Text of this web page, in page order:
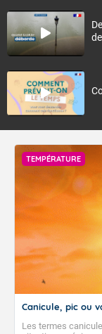
TEMPÉRATURE
Canicule, pic ou
Les termes